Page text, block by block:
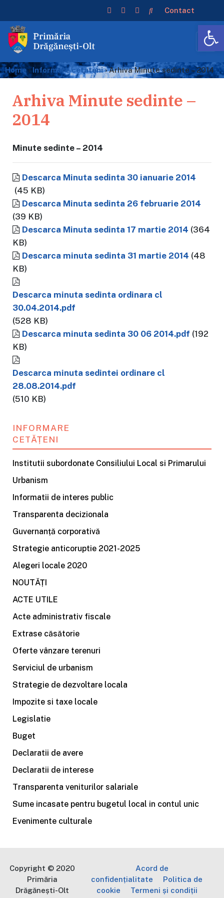
Home›Informare cetateni›Arhiva Minute sedinte – 2014
Contact
Arhiva Minute sedinte –
2014
Minute sedinte – 2014
Descarca Minuta sedinta 30 ianuarie 2014
(45 KB)
Descarca Minuta sedinta 26 februarie 2014
(39 KB)
Descarca Minuta sedinta 17 martie 2014 (364
KB)
Descarca minuta sedinta 31 martie 2014 (48
KB)
Descarca minuta sedinta ordinara cl
30.04.2014.pdf
(528 KB)
Descarca minuta sedinta 30 06 2014.pdf (192
KB)
Descarca minuta sedintei ordinare cl
28.08.2014.pdf
(510 KB)
INFORMARE
CETĂȚENI
Institutii subordonate Consiliului Local si Primarului
Urbanism
Informatii de interes public
Transparenta decizionala
Guvernanță corporativă
Strategie anticoruptie 2021-2025
Alegeri locale 2020
NOUTĂȚI
ACTE UTILE
Acte administrativ fiscale
Extrase căsătorie
Oferte vânzare terenuri
Serviciul de urbanism
Strategie de dezvoltare locala
Impozite si taxe locale
Legislatie
Buget
Declaratii de avere
Declaratii de interese
Transparenta veniturilor salariale
Sume incasate pentru bugetul local in contul unic
Evenimente culturale
Copyright © 2020
Primăria
Drăgănești-Olt
Acord de
confidențialitate
Politica de
cookie
Termeni și condiții